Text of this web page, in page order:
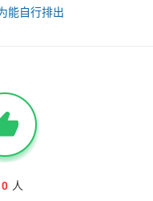
能自行排出
0 人